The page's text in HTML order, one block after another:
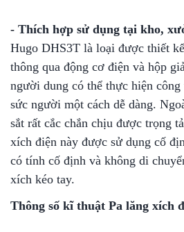
- Thích hợp sử dụng tại kho,
Hugo DHS3T là loại được thiết
thông qua động cơ điện và hộp
người dung có thể thực hiện công
sức người một cách dễ dàng.
sắt rất cắc chắn chịu được trọng
xích điện này được sử dụng cố
có tính cố định và không di
xích kéo tay.
Thông số kĩ thuật Pa lăng xích